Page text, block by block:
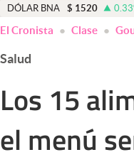
Otras secciones
Apertura
Infotechnology
Clima
Mundial 2026
DÓLAR BNA $ 1520 0.33
El Cronista Clase
Salud
Los 15
el menú